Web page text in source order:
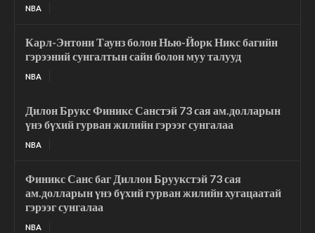
NBA
Карл-Энтони Таунз болон Нью-Йорк Никс багийн
гэрээний сунгалтын сайн болон муу талууд
NBA
Дилон Брукс Финикс Санстэй 73 сая ам.долларын
үнэ бүхий гурван жилийн гэрээг сунгалаа
NBA
Финикс Санс баг Диллон Бруукстэй 73 сая
ам.долларын үнэ бүхий гурван жилийн хугацаатай
гэрээг сунгалаа
NBA